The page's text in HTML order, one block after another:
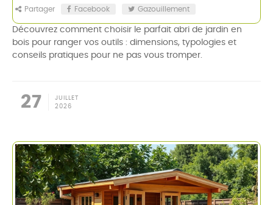
Partager Facebook Gazouillement
JUILLET
27 2026
Découvrez comment choisir le parfait abri de jardin en
bois pour ranger vos outils : dimensions, typologies et
conseils pratiques pour ne pas vous tromper.